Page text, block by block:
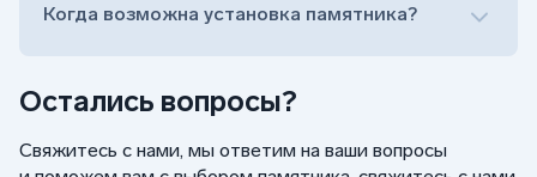
Остались вопросы?
Свяжитесь с нами, мы ответим на ваши вопросы
Когда возможна установка памятника?